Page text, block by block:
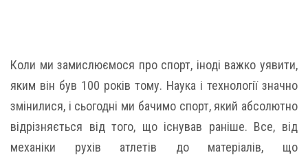
Коли ми замислюємося про спорт, іноді важко уявити,
яким він був 100 років тому. Наука і технології значно
змінилися, і сьогодні ми бачимо спорт, який абсолютно
відрізняється від того, що існував раніше. Все, від
механіки рухів атлетів до матеріалів, що